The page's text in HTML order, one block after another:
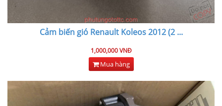
Cảm biến gió Renault Koleos 2012 (2...
1,000,000 VNĐ
Mua hàng